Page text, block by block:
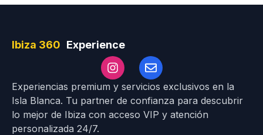
Ibiza 360 Experience
Experiencias premium y servicios exclusivos en la
Isla Blanca. Tu partner de confianza para descubrir
lo mejor de Ibiza con acceso VIP y atención
personalizada 24/7.